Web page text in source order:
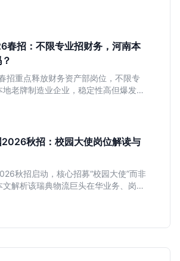
限制，助理工科生判断是否值得投
春招：不限专业招财务，河南本
招重点释放财务资产部岗位，不限专
老牌制造业企业，稳定性高但爆发涨
在本地积累工业场景经验的应届生。
秋招：校园大使岗位解读与
秋招启动，核心招募“校园大使”而非
解析该瑞典物流巨头在华业务、岗位
业背后的竞争逻辑，助你判断是否值